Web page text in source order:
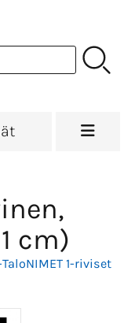
cm)
TaloNIMET 1-riviset